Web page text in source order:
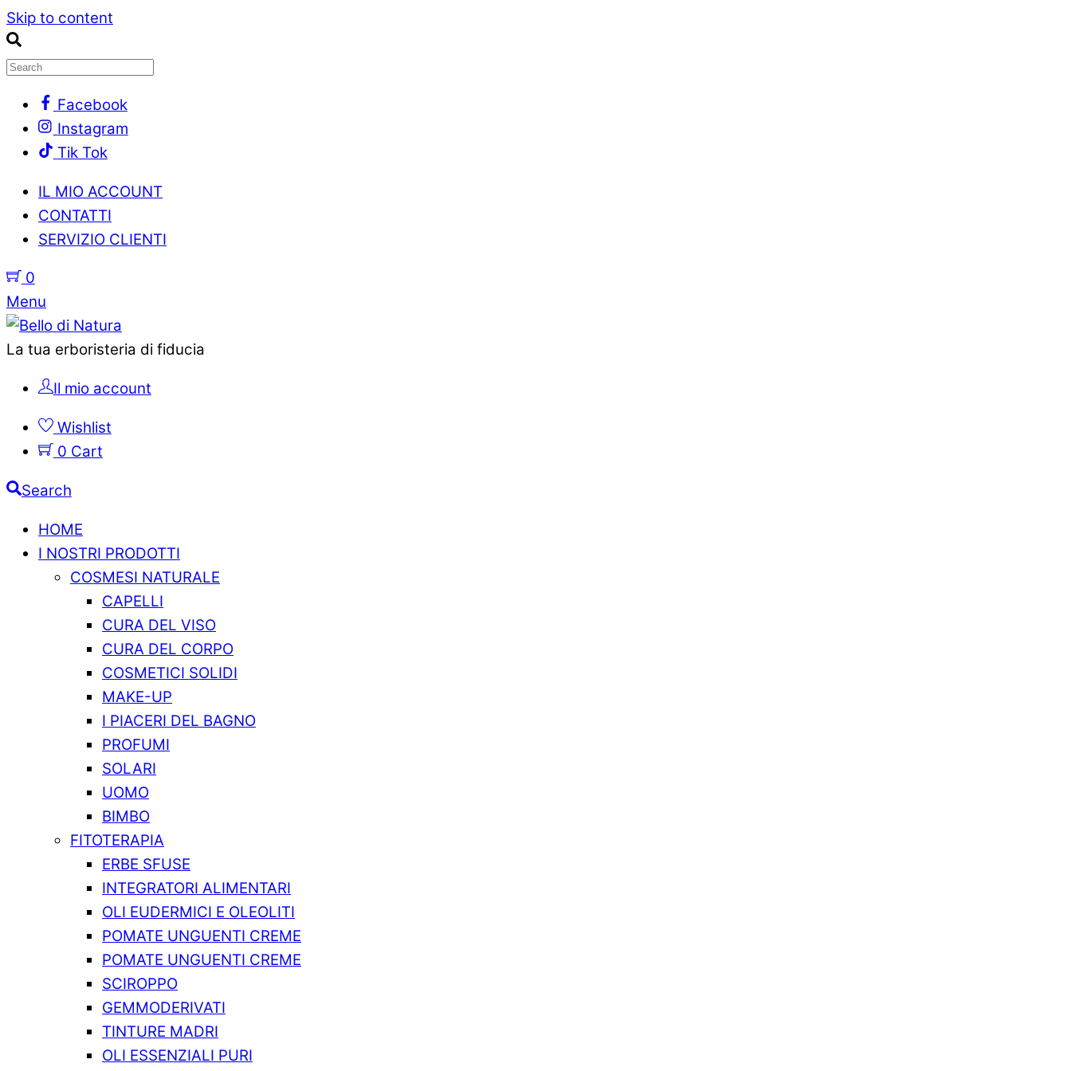
Skip to content
Facebook
Instagram
Tik Tok
IL MIO ACCOUNT
CONTATTI
SERVIZIO CLIENTI
0
Menu
La tua erboristeria di fiducia
Il mio account
Wishlist
0 Cart
Search
HOME
I NOSTRI PRODOTTI
COSMESI NATURALE
CAPELLI
CURA DEL VISO
CURA DEL CORPO
COSMETICI SOLIDI
MAKE-UP
I PIACERI DEL BAGNO
PROFUMI
SOLARI
UOMO
BIMBO
FITOTERAPIA
ERBE SFUSE
INTEGRATORI ALIMENTARI
OLI EUDERMICI E OLEOLITI
POMATE UNGUENTI CREME
POMATE UNGUENTI CREME
SCIROPPO
GEMMODERIVATI
TINTURE MADRI
OLI ESSENZIALI PURI